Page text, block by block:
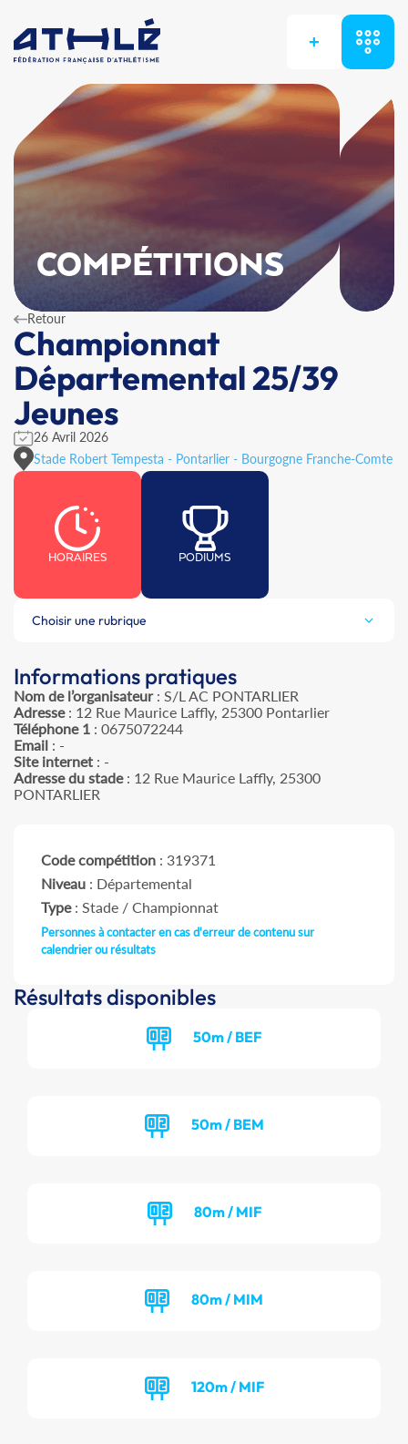
+
COMPÉTITIONS
Retour
Championnat
Départemental 25/39
Jeunes
26 Avril 2026
Stade Robert Tempesta - Pontarlier - Bourgogne Franche-Comte
HORAIRES PODIUMS
Choisir une rubrique
Informations pratiques
Nom de l’organisateur: S/L AC PONTARLIER
Adresse: 12 Rue Maurice Laffly, 25300 Pontarlier
Téléphone 1 : 0675072244
Email : -
Site internet : -
Adresse du stade: 12 Rue Maurice Laffly, 25300
PONTARLIER
Code compétition : 319371
Niveau : Départemental
Type: Stade / Championnat
Personnes à contacter en cas d'erreur de contenu sur
calendrier ou résultats
Résultats disponibles
50m / BEF
50m / BEM
80m / MIF
80m / MIM
120m / MIF